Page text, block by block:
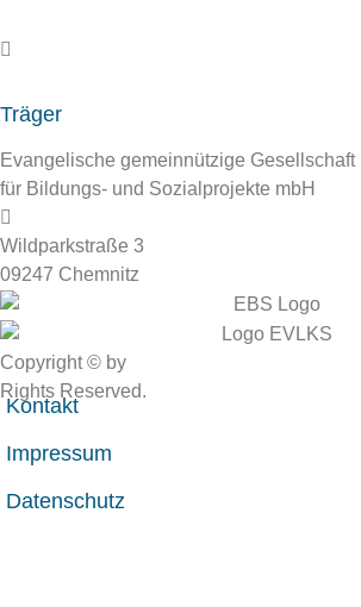
Träger
Evangelische gemeinnützige Gesellschaft
für Bildungs- und Sozialprojekte mbH
Wildparkstraße 3
09247 Chemnitz
Copyright© by
Rights Reserved.
Kontakt
Impressum
Datenschutz